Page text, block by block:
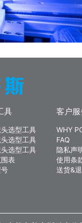
具
选型工具
选型工具
选型工具
表
客户服
WHY
FAQ
隐私声
使用条
送货&